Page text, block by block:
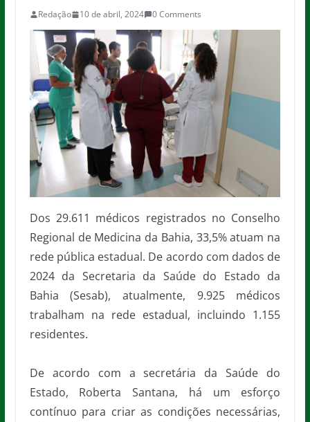
Redação 10 de abril, 2024 0 Comments
Dos 29.611 médicos registrados no Conselho
Regional de Medicina da Bahia, 33,5% atuam na
rede pública estadual. De acordo com dados de
2024 da Secretaria da Saúde do Estado da
Bahia (Sesab), atualmente, 9.925 médicos
trabalham na rede estadual, incluindo 1.155
residentes.
De acordo com a secretária da Saúde do
Estado, Roberta Santana, há um esforço
contínuo para criar as condições necessárias,